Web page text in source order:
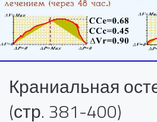
Краниальная
(стр. 381-400)